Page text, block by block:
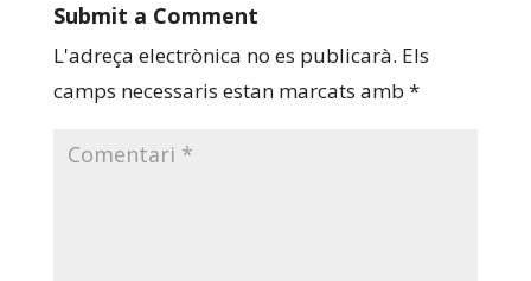
Submit a Comment
L'adreça electrònica no es publicarà. Els
camps necessaris estan marcats amb *